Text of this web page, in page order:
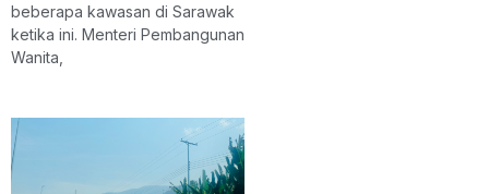
beberapa kawasan di Sarawak
ketika ini. Menteri Pembangunan
Wanita,